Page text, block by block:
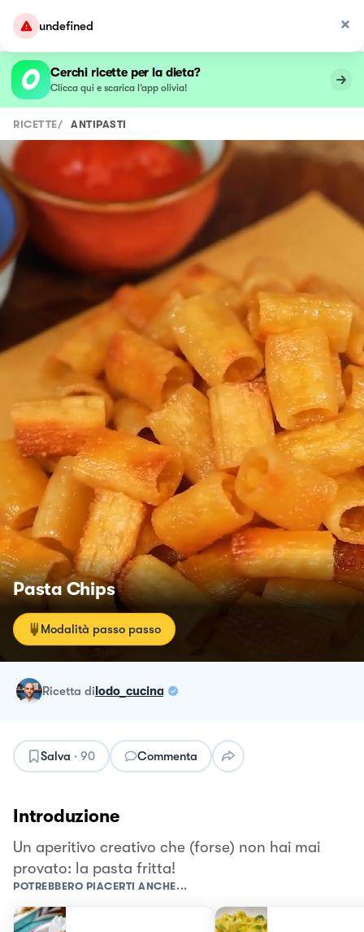
undefined
Cerchi ricette per la dieta?
Clicca qui e scarica l’app olivia!
RICETTE/ ANTIPASTI
Pasta Chips
Modalità passo passo
ricetta dilodo_cucina
Salva · 90 Commenta
Introduzione
Un aperitivo creativo che (forse) non hai mai
provato: la pasta fritta!
POTREBBERO PIACERTI ANCHE...